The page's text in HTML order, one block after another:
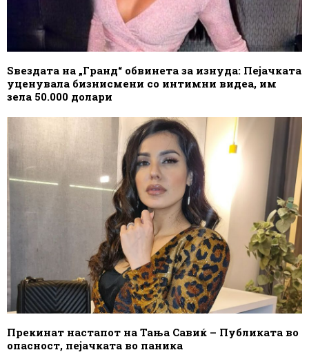
Ѕвездата на „Гранд“ обвинета за изнуда: Пејачката
уценувала бизнисмени со интимни видеа, им
зела 50.000 долари
Прекинат настапот на Тања Савиќ – Публиката во
опасност, пејачката во паника